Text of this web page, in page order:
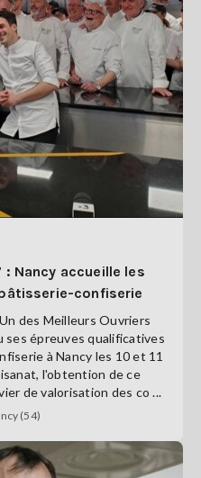
Nancy accueille les
confiserie
des Meilleurs Ouvriers
ses épreuves qualificatives
à Nancy les 10 et 11
l'obtention de ce
de valorisation des co ...
(54)